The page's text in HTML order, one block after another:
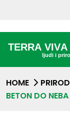
HOME
BETON DO NEBA